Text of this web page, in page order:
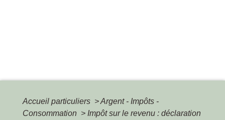
Accueil particuliers >Argent - Impôts -
Consommation > Impôt sur le revenu : déclaration